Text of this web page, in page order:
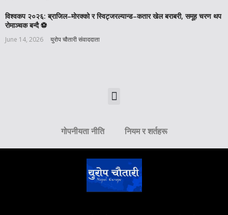
विश्वकप २०२६: ब्राजिल–मोरक्को र स्विट्जरल्यान्ड–कतार खेल बराबरी, समूह चरण थप
रोमाञ्चक बन्दै ⚽️
June 14, 2026 युरोप चौतारी संवाददाता
गोपनीयता नीति नियम र शर्तहरू